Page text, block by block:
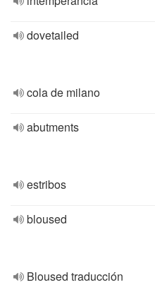
dovetailed
cola de milano
abutments
estribos
bloused
Bloused traducción